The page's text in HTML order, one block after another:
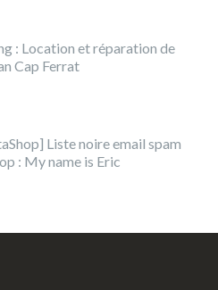
: Location et réparation de
Cap Ferrat
Liste noire email spam
: My name is Eric